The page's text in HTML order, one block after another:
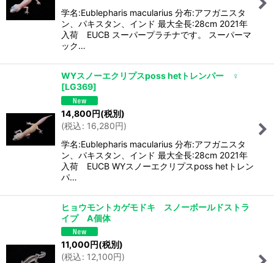
学名:Eublepharis macularius 分布:アフガニスタ
ン、パキスタン、インド 最大全長:28cm 2021年
入荷 EUCB スーパープラチナです。 スーパーマ
ック…
WYスノーエクリプスposs hetトレンパー ♀
[LG369]
14,800円(税別)
(税込: 16,280円)
学名:Eublepharis macularius 分布:アフガニスタ
ン、パキスタン、インド 最大全長:28cm 2021年
入荷 EUCB WYスノーエクリプスposs hetトレン
パ…
ヒョウモントカゲモドキ スノーボールドストラ
イプ A個体
11,000円(税別)
(税込: 12,100円)